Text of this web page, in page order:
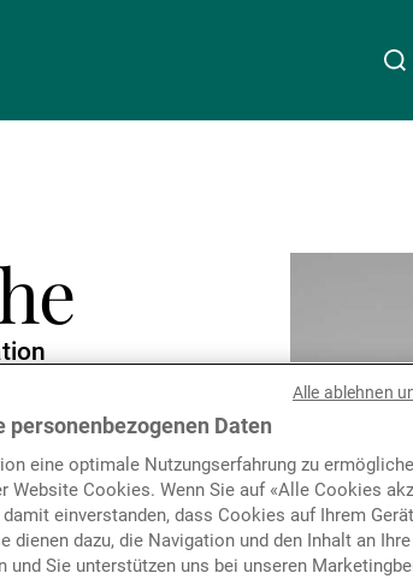
Asset Management
Externe Vermögensverwalter
Nachrichten und Insights
Daten
eine optimale Nutzungserfahrung zu
Website Cookies. Wenn Sie auf «Alle Cookies
einverstanden, dass Cookies auf Ihrem Gerät
dienen dazu, die Navigation und den Inhalt an Ihre
und Sie unterstützen uns bei unseren
Alle ablehnen